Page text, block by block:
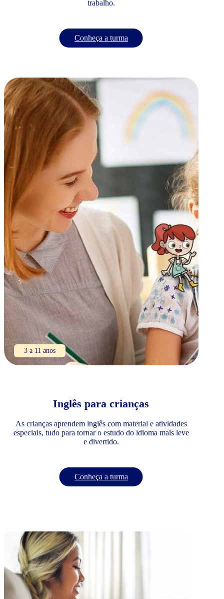
trabalho.
Conheça a turma
3 a 11 anos
Inglês para crianças
As crianças aprendem inglês com material e atividades
especiais, tudo para tornar o estudo do idioma mais leve
e divertido.
Conheça a turma